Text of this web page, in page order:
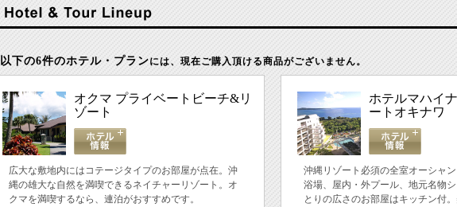
以下の6件のホテル・プランには、現在ご購入頂ける商品がございません。
オクマ プライベートビーチ&リ
ゾート
広大な敷地内にはコテージタイプのお部屋が点在。沖
縄の雄大な自然を満喫できるネイチャーリゾート。オ
クマを満喫するなら、連泊がおすすめです。
ホテルマハイ
ートオキナワ
沖縄リゾート必須の全室オーシャ
浴場、屋内・外プール、地元名物
とりの広さのお部屋はキッチン付